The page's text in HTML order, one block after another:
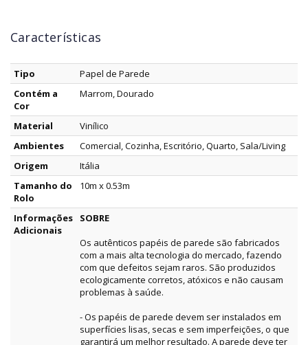
Características
Tipo
Papel de Parede
Contém a
Cor
Marrom, Dourado
Material
Vinílico
Ambientes
Comercial, Cozinha, Escritório, Quarto, Sala/Living
Origem
Itália
Tamanho do
Rolo
10m x 0.53m
Informações
Adicionais
SOBRE
Os autênticos papéis de parede são fabricados
com a mais alta tecnologia do mercado, fazendo
com que defeitos sejam raros. São produzidos
ecologicamente corretos, atóxicos e não causam
problemas à saúde.
- Os papéis de parede devem ser instalados em
superfícies lisas, secas e sem imperfeições, o que
garantirá um melhor resultado. A parede deve ter